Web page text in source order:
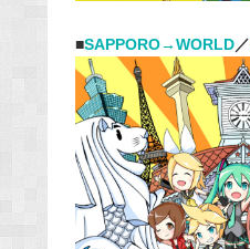
■SAPPORO→WORLD／